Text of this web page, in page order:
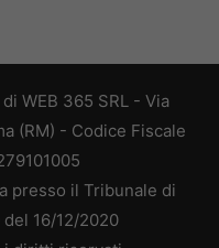
WEB 365 SRL - Via
(RM) - Codice Fiscale
presso il Tribunale di
16/12/2020